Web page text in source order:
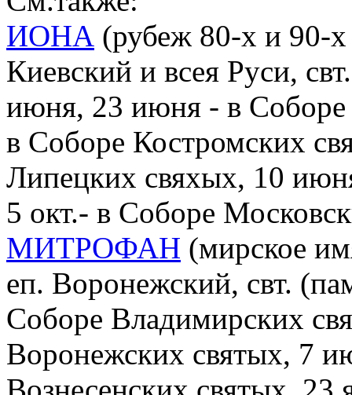
ИОНА (рубеж 80-х и 90-
Киевский и всея Руси,
июня, 23 июня - в Соборе
в Соборе Костромских
Липецких свяхых, 10
5 окт.- в Соборе
МИТРОФАН (мирское
еп. Воронежский, свт.
Соборе Владимирских
Воронежских святых, 7